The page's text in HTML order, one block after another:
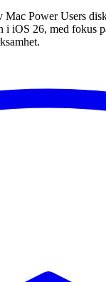
Mac Power Users
i iOS 26, med fokus